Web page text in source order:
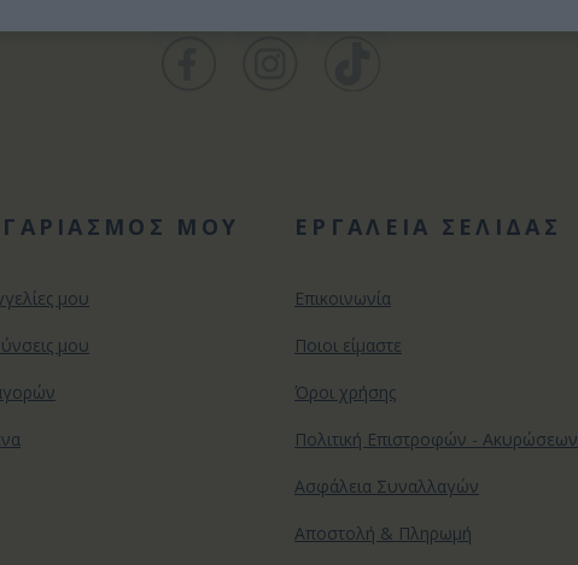
ΜΟΥ
μου
μου
ΕΡΓΑΛΕΙΑ ΣΕΛΙΔΑΣ
Επικοινωνία
Ποιοι είμαστε
Όροι χρήσης
Πολιτική Επιστροφών - Ακυρώσεων
Ασφάλεια Συναλλαγών
Αποστολή & Πληρωμή